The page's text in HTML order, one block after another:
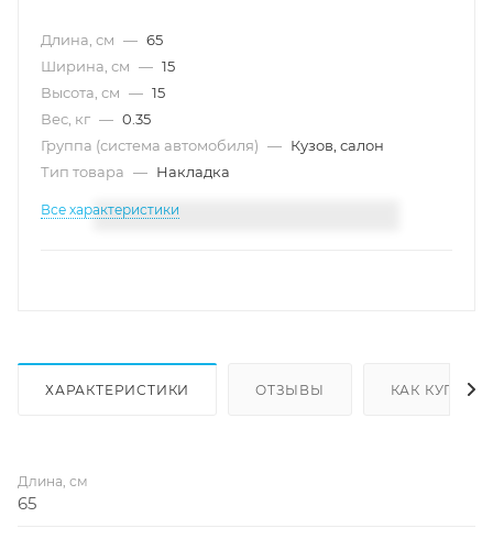
Длина, см — 65
Ширина, см — 15
Высота, см — 15
Вес, кг — 0.35
Группа (система автомобиля) — Кузов, салон
Тип товара — Накладка
Все характеристики
ХАРАКТЕРИСТИКИ ОТЗЫВЫ КАК КУПИТЬ
Длина, см
65